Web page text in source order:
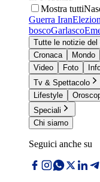
Mostra tutti
Guerra Iran
boscoGarlasco
Tutte le notizie del
Cronaca
Mondo
Video
Foto
Tv & Spettacolo
Lifestyle
Speciali
Chi siamo
Seguici anche su